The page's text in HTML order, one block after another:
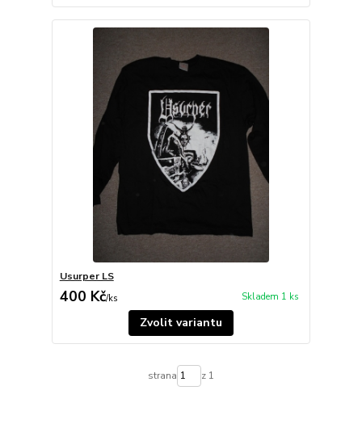
Usurper LS
400 Kč/ks Skladem 1 ks
Zvolit variantu
strana z 1